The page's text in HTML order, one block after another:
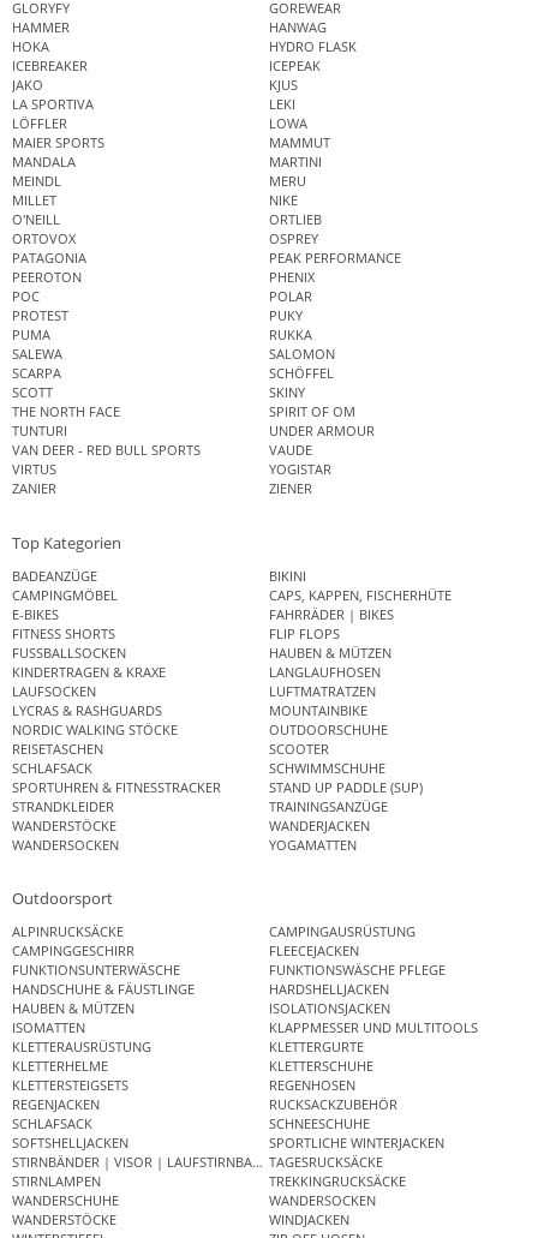
GLORYFY
GOREWEAR
HAMMER
HANWAG
HOKA
HYDRO FLASK
ICEBREAKER
ICEPEAK
JAKO
KJUS
LA SPORTIVA
LEKI
LÖFFLER
LOWA
MAIER SPORTS
MAMMUT
MANDALA
MARTINI
MEINDL
MERU
MILLET
NIKE
O'NEILL
ORTLIEB
ORTOVOX
OSPREY
PATAGONIA
PEAK PERFORMANCE
PEEROTON
PHENIX
POC
POLAR
PROTEST
PUKY
PUMA
RUKKA
SALEWA
SALOMON
SCARPA
SCHÖFFEL
SCOTT
SKINY
THE NORTH FACE
SPIRIT OF OM
TUNTURI
UNDER ARMOUR
VAN DEER - RED BULL SPORTS
VAUDE
VIRTUS
YOGISTAR
ZANIER
ZIENER
Top Kategorien
BADEANZÜGE
BIKINI
CAMPINGMÖBEL
CAPS, KAPPEN, FISCHERHÜTE
E-BIKES
FAHRRÄDER | BIKES
FITNESS SHORTS
FLIP FLOPS
FUSSBALLSOCKEN
HAUBEN & MÜTZEN
KINDERTRAGEN & KRAXE
LANGLAUFHOSEN
LAUFSOCKEN
LUFTMATRATZEN
LYCRAS & RASHGUARDS
MOUNTAINBIKE
NORDIC WALKING STÖCKE
OUTDOORSCHUHE
REISETASCHEN
SCOOTER
SCHLAFSACK
SCHWIMMSCHUHE
SPORTUHREN & FITNESSTRACKER
STAND UP PADDLE (SUP)
STRANDKLEIDER
TRAININGSANZÜGE
WANDERSTÖCKE
WANDERJACKEN
WANDERSOCKEN
YOGAMATTEN
Outdoorsport
ALPINRUCKSÄCKE
CAMPINGAUSRÜSTUNG
CAMPINGGESCHIRR
FLEECEJACKEN
FUNKTIONSUNTERWÄSCHE
FUNKTIONSWÄSCHE PFLEGE
HANDSCHUHE & FÄUSTLINGE
HARDSHELLJACKEN
HAUBEN & MÜTZEN
ISOLATIONSJACKEN
ISOMATTEN
KLAPPMESSER UND MULTITOOLS
KLETTERAUSRÜSTUNG
KLETTERGURTE
KLETTERHELME
KLETTERSCHUHE
KLETTERSTEIGSETS
REGENHOSEN
REGENJACKEN
RUCKSACKZUBEHÖR
SCHLAFSACK
SCHNEESCHUHE
SOFTSHELLJACKEN
SPORTLICHE WINTERJACKEN
STIRNBÄNDER | VISOR | LAUFSTIRNBANDTAGESRUCKSÄCKE
STIRNLAMPEN
TREKKINGRUCKSÄCKE
WANDERSCHUHE
WANDERSOCKEN
WANDERSTÖCKE
WINDJACKEN